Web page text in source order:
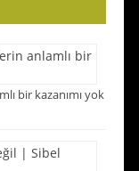
bir kazanımı yok